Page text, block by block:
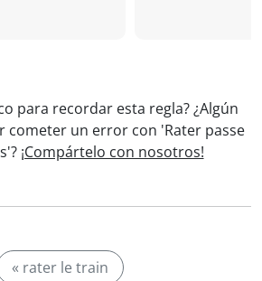
para recordar esta regla? ¿Algún
cometer un error con 'Rater passe
¡Compártelo con nosotros!
« rater le train